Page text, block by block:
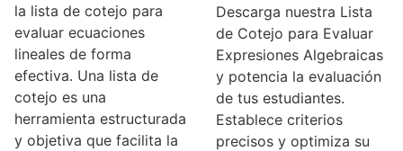
la lista de cotejo para
evaluar ecuaciones
lineales de forma
efectiva. Una lista de
cotejo es una
herramienta estructurada
y objetiva que facilita la
Descarga nuestra Lista
de Cotejo para Evaluar
Expresiones Algebraicas
y potencia la evaluación
de tus estudiantes.
Establece criterios
precisos y optimiza su